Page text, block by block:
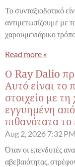
Το συνταξιοδοτικό
αντιμετωπίζουμε με
χαρουμενιάρικο
Read more »
Ο Ray Dalio
Αυτό είναι το
στοιχείο με τη
εγγυημένη
πιθανότατα το
Aug 2, 2026 7:32 PM
Όταν οι επενδυτές
αβεβαιότητας,